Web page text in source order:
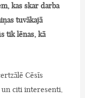
kas skar darba
tuvākajā
tik lēnas, kā
Cēsīs
citi interesenti,